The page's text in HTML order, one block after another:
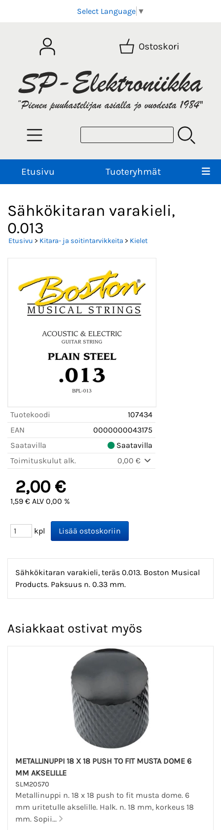
Select Language ▼
Ostoskori
Etusivu Tuoteryhmät
Sähkökitaran varakieli,
0.013
Etusivu > Kitara- ja soitintarvikkeita > Kielet
Tuotekoodi
107434
EAN
0000000043175
Saatavilla
Saatavilla
Toimituskulut alk.
0,00 €
2,00 €
1,59 € ALV 0,00 %
kpl
Sähkökitaran varakieli, teräs 0.013. Boston Musical
Products. Paksuus n. 0.33 mm.
Asiakkaat ostivat myös
METALLINUPPI 18 X 18 PUSH TO FIT MUSTA DOME 6
MM AKSELILLE
SLM20570
Metallinuppi n. 18 x 18 push to fit musta dome. 6
mm uritetulle akselille. Halk. n. 18 mm, korkeus 18
mm. Sopii...